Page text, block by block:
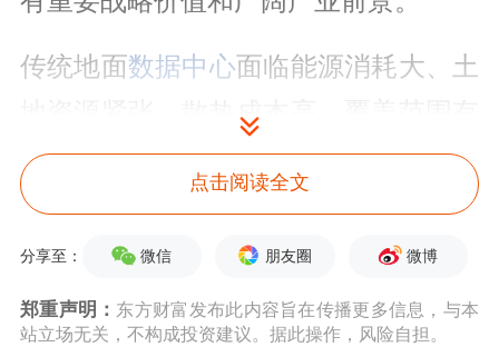
传统地面数据中心面临能源消耗大、土
地资源紧张、散热成本高、覆盖范围有
限等多重瓶颈，已经难以满足未来超大
规模、绿色低碳、全域覆盖的算力需
求。发展太空算力能从根本上破解地面
算力的能源与空间约束，为数字经济
提
供零碳、绿色、可持续、广覆盖的新型
点击阅读全文
分享至： 微信 朋友圈 微博
郑重声明： 东方财富发布此内容旨在传播更多信息，与本
站立场无关，不构成投资建议。据此操作，风险自担。